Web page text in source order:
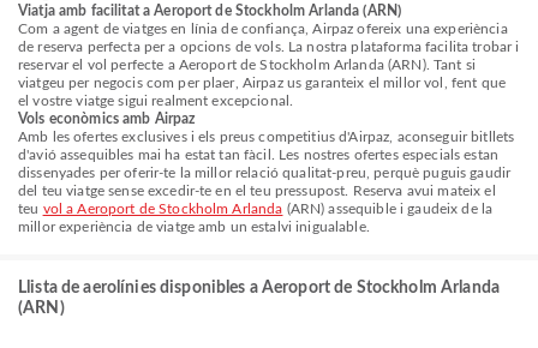
Viatja amb facilitat a Aeroport de Stockholm Arlanda (ARN)
Com a agent de viatges en línia de confiança, Airpaz ofereix una experiència
de reserva perfecta per a opcions de vols. La nostra plataforma facilita trobar i
reservar el vol perfecte a Aeroport de Stockholm Arlanda (ARN). Tant si
viatgeu per negocis com per plaer, Airpaz us garanteix el millor vol, fent que
el vostre viatge sigui realment excepcional.
Vols econòmics amb Airpaz
Amb les ofertes exclusives i els preus competitius d'Airpaz, aconseguir bitllets
d'avió assequibles mai ha estat tan fàcil. Les nostres ofertes especials estan
dissenyades per oferir-te la millor relació qualitat-preu, perquè puguis gaudir
del teu viatge sense excedir-te en el teu pressupost. Reserva avui mateix el
teu vol a Aeroport de Stockholm Arlanda (ARN) assequible i gaudeix de la
millor experiència de viatge amb un estalvi inigualable.
Llista de aerolínies disponibles a Aeroport de Stockholm Arlanda
(ARN)